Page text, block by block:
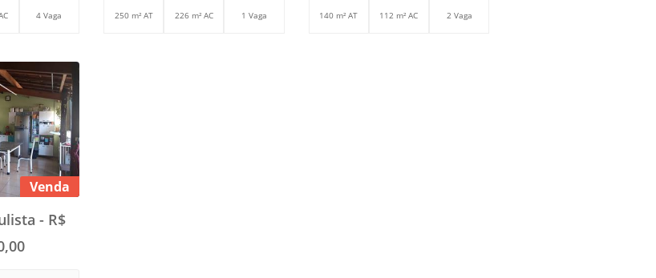
4 Vaga 250 m² AT 226 m² AC 1 Vaga 140 m² AT 112 m² AC 2 Vaga
Venda
- R$